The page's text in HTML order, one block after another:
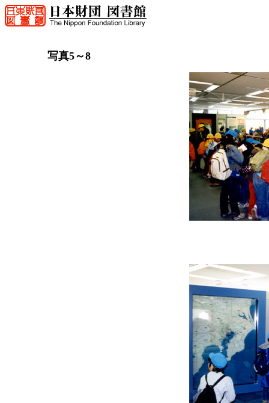
写真5～8